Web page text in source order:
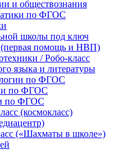
и обществознания
по ФГОС
школы под ключ
помощь и НВП)
/ Робо-класс
языка и литературы
по ФГОС
по ФГОС
по ФГОС
(космокласс)
(«Шахматы в школе»)